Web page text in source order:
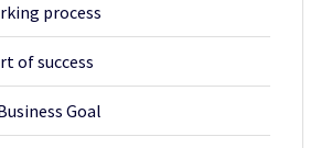
process
of success
Goal